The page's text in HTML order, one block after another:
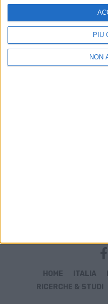
PIÙ
NON
HOME ITALIA
RICERCHE & STUDI